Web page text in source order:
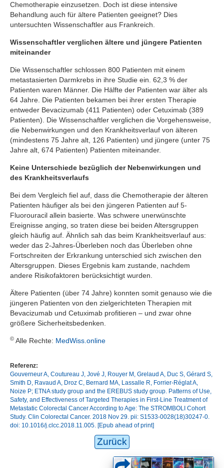
Chemotherapie einzusetzen. Doch ist diese intensive
Behandlung auch für ältere Patienten geeignet? Dies
untersuchten Wissenschaftler aus Frankreich.
Wissenschaftler verglichen ältere und jüngere Patienten
miteinander
Die Wissenschaftler schlossen 800 Patienten mit einem
metastasierten Darmkrebs in ihre Studie ein. 62,3 % der
Patienten waren Männer. Die Hälfte der Patienten war älter als
64 Jahre. Die Patienten bekamen bei ihrer ersten Therapie
entweder Bevacizumab (411 Patienten) oder Cetuximab (389
Patienten). Die Wissenschaftler verglichen die Vorgehensweise,
die Nebenwirkungen und den Krankheitsverlauf von älteren
(mindestens 75 Jahre alt, 126 Patienten) und jüngere (unter 75
Jahre alt, 674 Patienten) Patienten miteinander.
Keine Unterschiede bezüglich der Nebenwirkungen und
des Krankheitsverlaufs
Bei dem Vergleich fiel auf, dass die Chemotherapie der älteren
Patienten häufiger als bei den jüngeren Patienten auf 5-
Fluorouracil allein basierte. Was schwere unerwünschte
Ereignisse anging, so traten diese bei beiden Altersgruppen
gleich häufig auf. Ähnlich sah das beim Krankheitsverlauf aus:
weder das 2-Jahres-Überleben noch das Überleben ohne
Fortschreiten der Erkrankung unterschied sich zwischen den
Altersgruppen. Dieses Ergebnis kam zustande, nachdem
andere Risikofaktoren berücksichtigt wurden.
Ältere Patienten (über 74 Jahre) konnten somit genauso wie die
jüngeren Patienten von den zielgerichteten Therapien mit
Bevacizumab und Cetuximab profitieren – und zwar ohne
größere Sicherheitsbedenken.
© Alle Rechte: MedWiss.online
Referenz:
Gouverneur A, Coutureau J, Jové J, Rouyer M, Grelaud A, Duc S, Gérard S,
Smith D, Ravaud A, Droz C, Bernard MA, Lassalle R, Forrier-Réglat A,
Noize P; ETNA study group and the EREBUS study group. Patterns of Use,
Safety, and Effectiveness of Targeted Therapies in First-Line Treatment of
Metastatic Colorectal Cancer According to Age: The STROMBOLI Cohort
Study. Clin Colorectal Cancer. 2018 Nov 29. pii: S1533-0028(18)30247-0.
doi: 10.1016/j.clcc.2018.11.005. [Epub ahead of print]
Zurück